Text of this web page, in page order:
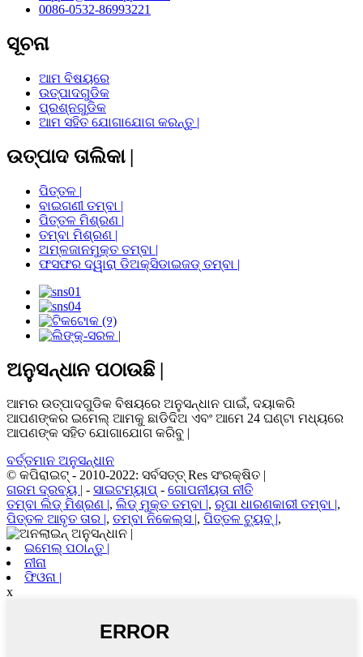
0086-0532-86993221
ସୂଚନା
ଆମ ବିଷୟରେ
ଉତ୍ପାଦଗୁଡିକ
ପ୍ରଶ୍ନଗୁଡିକ
ଆମ ସହିତ ଯୋଗାଯୋଗ କରନ୍ତୁ |
ଉତ୍ପାଦ ତାଲିକା |
ପିତ୍ତଳ |
ବାଇଗଣୀ ତମ୍ବା |
ପିତ୍ତଳ ମିଶ୍ରଣ |
ତମ୍ବା ମିଶ୍ରଣ |
ଅମ୍ଳଜାନମୁକ୍ତ ତମ୍ବା |
ଫସଫର ଦ୍ୱାରା ଡିଅକ୍ସିଡାଇଜଡ୍ ତମ୍ବା |
ଅନୁସନ୍ଧାନ ପଠାଉଛି |
ଆମର ଉତ୍ପାଦଗୁଡିକ ବିଷୟରେ ଅନୁସନ୍ଧାନ ପାଇଁ, ଦୟାକରି
ଆପଣଙ୍କର ଇମେଲ୍ ଆମକୁ ଛାଡିଦିଅ ଏବଂ ଆମେ 24 ଘଣ୍ଟା ମଧ୍ୟରେ
ଆପଣଙ୍କ ସହିତ ଯୋଗାଯୋଗ କରିବୁ |
ବର୍ତ୍ତମାନ ଅନୁସନ୍ଧାନ
© କପିରାଇଟ୍ - 2010-2022: ସର୍ବସତ୍ତ୍ Res ସଂରକ୍ଷିତ |
ଗରମ ଦ୍ରବ୍ୟ | - ସାଇଟମ୍ୟାପ୍ - ଗୋପନୀୟତା ନୀତି
ତମ୍ବା ଲିଡ୍ ମିଶ୍ରଣ |, ଲିଡ୍ ମୁକ୍ତ ତମ୍ବା |, ରୂପା ଧାରଣକାରୀ ତମ୍ବା |,
ପିତ୍ତଳ ଆବୃତ ତାର |, ତମ୍ବା ନିକେଲ୍ସ |, ପିତ୍ତଳ ଟ୍ୟୁବ୍ |,
ଇମେଲ୍ ପଠାନ୍ତୁ |
ନୀନା
ଫିଓନା |
x